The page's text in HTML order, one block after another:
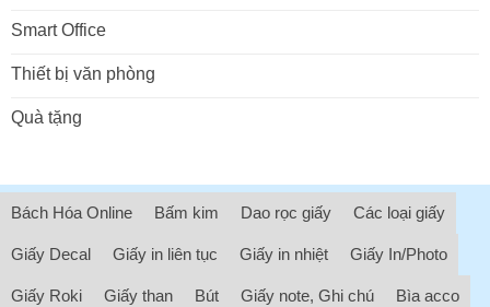
Smart Office
Thiết bị văn phòng
Quà tặng
Bách Hóa Online Bấm kim Dao rọc giấy Các loại giấy
Giấy Decal Giấy in liên tục Giấy in nhiệt Giấy In/Photo
Giấy Roki Giấy than Bút Giấy note, Ghi chú Bìa acco